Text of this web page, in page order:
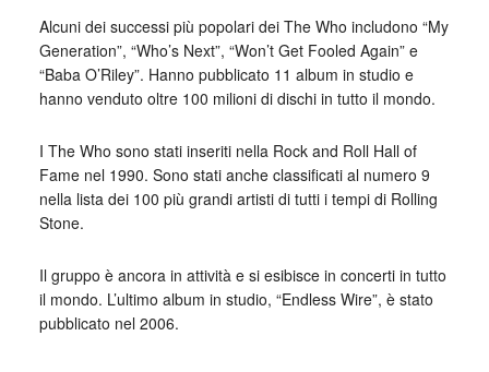
Alcuni dei successi più popolari dei The Who includono “My
Generation”, “Who’s Next”, “Won’t Get Fooled Again” e
“Baba O’Riley”. Hanno pubblicato 11 album in studio e
hanno venduto oltre 100 milioni di dischi in tutto il mondo.
I The Who sono stati inseriti nella Rock and Roll Hall of
Fame nel 1990. Sono stati anche classificati al numero 9
nella lista dei 100 più grandi artisti di tutti i tempi di Rolling
Stone.
Il gruppo è ancora in attività e si esibisce in concerti in tutto
il mondo. L’ultimo album in studio, “Endless Wire”, è stato
pubblicato nel 2006.